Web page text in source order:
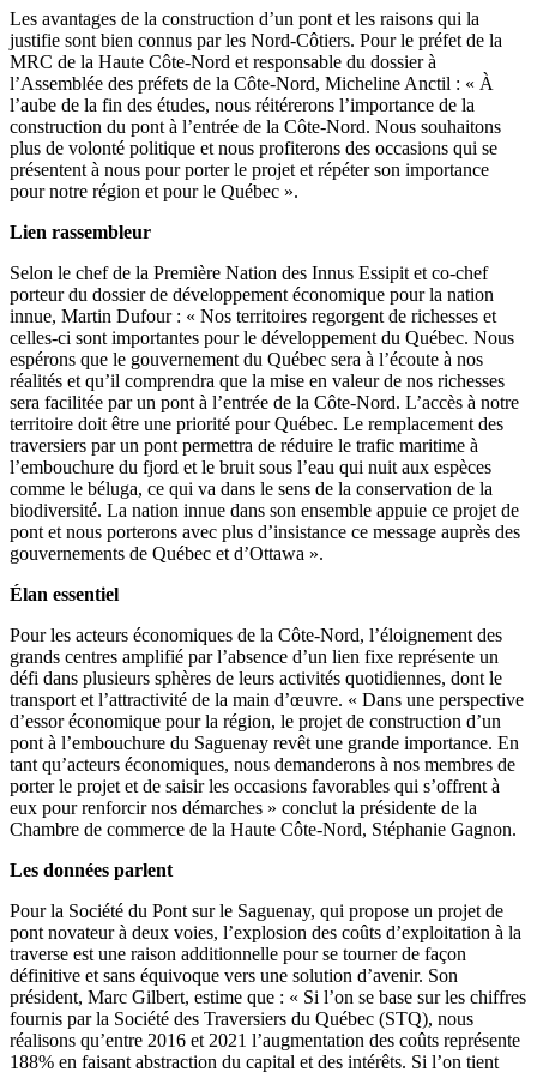
Les avantages de la construction d’un pont et les raisons qui la
justifie sont bien connus par les Nord-Côtiers. Pour le préfet de la
MRC de la Haute Côte-Nord et responsable du dossier à
l’Assemblée des préfets de la Côte-Nord, Micheline Anctil : « À
l’aube de la fin des études, nous réitérerons l’importance de la
construction du pont à l’entrée de la Côte-Nord. Nous souhaitons
plus de volonté politique et nous profiterons des occasions qui se
présentent à nous pour porter le projet et répéter son importance
pour notre région et pour le Québec ».
Lien rassembleur
Selon le chef de la Première Nation des Innus Essipit et co-chef
porteur du dossier de développement économique pour la nation
innue, Martin Dufour : « Nos territoires regorgent de richesses et
celles-ci sont importantes pour le développement du Québec. Nous
espérons que le gouvernement du Québec sera à l’écoute à nos
réalités et qu’il comprendra que la mise en valeur de nos richesses
sera facilitée par un pont à l’entrée de la Côte-Nord. L’accès à notre
territoire doit être une priorité pour Québec. Le remplacement des
traversiers par un pont permettra de réduire le trafic maritime à
l’embouchure du fjord et le bruit sous l’eau qui nuit aux espèces
comme le béluga, ce qui va dans le sens de la conservation de la
biodiversité. La nation innue dans son ensemble appuie ce projet de
pont et nous porterons avec plus d’insistance ce message auprès des
gouvernements de Québec et d’Ottawa ».
Élan essentiel
Pour les acteurs économiques de la Côte-Nord, l’éloignement des
grands centres amplifié par l’absence d’un lien fixe représente un
défi dans plusieurs sphères de leurs activités quotidiennes, dont le
transport et l’attractivité de la main d’œuvre. « Dans une perspective
d’essor économique pour la région, le projet de construction d’un
pont à l’embouchure du Saguenay revêt une grande importance. En
tant qu’acteurs économiques, nous demanderons à nos membres de
porter le projet et de saisir les occasions favorables qui s’offrent à
eux pour renforcir nos démarches » conclut la présidente de la
Chambre de commerce de la Haute Côte-Nord, Stéphanie Gagnon.
Les données parlent
Pour la Société du Pont sur le Saguenay, qui propose un projet de
pont novateur à deux voies, l’explosion des coûts d’exploitation à la
traverse est une raison additionnelle pour se tourner de façon
définitive et sans équivoque vers une solution d’avenir. Son
président, Marc Gilbert, estime que : « Si l’on se base sur les chiffres
fournis par la Société des Traversiers du Québec (STQ), nous
réalisons qu’entre 2016 et 2021 l’augmentation des coûts représente
188% en faisant abstraction du capital et des intérêts. Si l’on tient